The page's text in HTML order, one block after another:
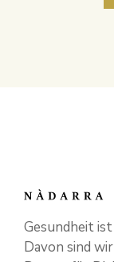
Gesundheit
Davon sind